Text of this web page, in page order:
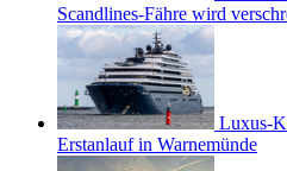
Scandlines-Fähre wird
Luxus-
Erstanlauf in Warnemünde